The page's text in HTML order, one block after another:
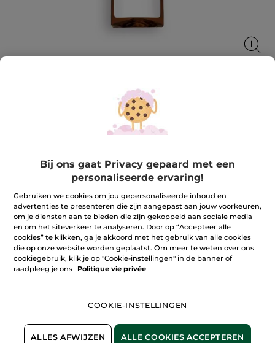
Haarverdikkende Booster
Vermindert haaruitval, versterkt de verankering en
195 ml
★★★★★
★★★★★
van
de
Lees
reviews.
Haarverdikkende
(69)REVIEW TOEVOEGEN
24,99 €
Aantal
IN WINKELMANDJE
Niet tevreden? Geld terug!
Bij ons gaat Privacy gepaard met een
personaliseerde ervaring!
Gebruiken we cookies om jou gepersonaliseerde inhoud en
advertenties te presenteren die zijn aangepast aan jouw voorkeuren,
om je diensten aan te bieden die zijn gekoppeld aan sociale media
en om het siteverkeer te analyseren. Door op “Accepteer alle
cookies” te klikken, ga je akkoord met het gebruik van alle cookies
die op onze website worden geplaatst. Om meer te weten over ons
cookiegebruik, klik je op "Cookie-instellingen" in de banner of
raadpleeg je ons
Politique vie privée
COOKIE-INSTELLINGEN
ALLES AFWIJZEN ALLE COOKIES ACCEPTEREN